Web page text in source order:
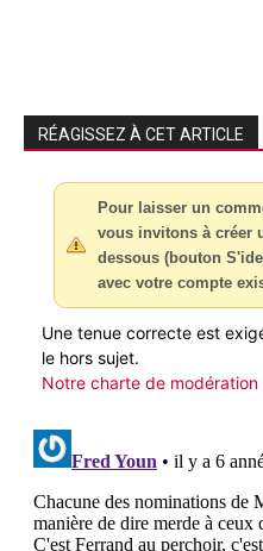
RÉAGISSEZ À CET ARTICLE
Pour laisser un
vous invitons à créer
dessous (bouton
avec votre compte
Une tenue correcte est
le hors sujet.
Notre charte de modération